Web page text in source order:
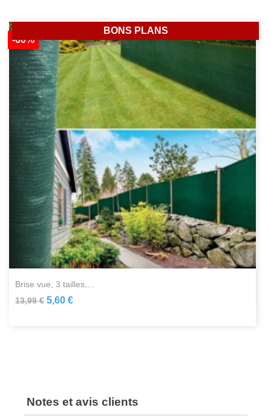
brise vue, 3 tailles,...
13,99 €
-60%
5,60 €
BONS PLANS
Notes et avis clients